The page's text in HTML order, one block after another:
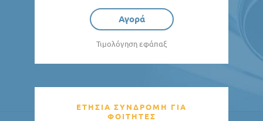
Αγορά
Τιμολόγηση εφάπαξ
ΕΤΗΣΙΑ ΣΥΝΔΡΟΜΗ ΓΙΑ
ΦΟΙΤΗΤΕΣ